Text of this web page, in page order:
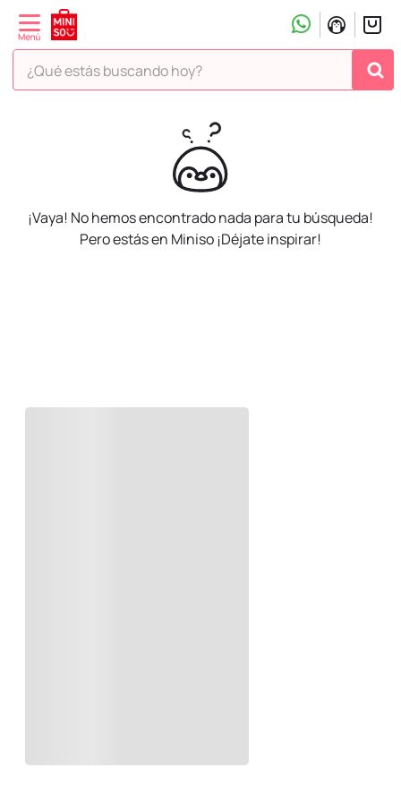
¿Qué estás buscando hoy?
¡Vaya! No hemos encontrado nada para tu búsqueda!
Pero estás en Miniso ¡Déjate inspirar!